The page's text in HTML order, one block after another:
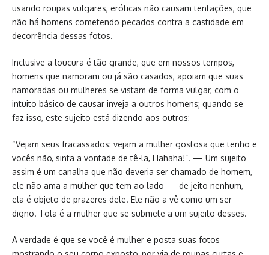
usando roupas vulgares, eróticas não causam tentações, que
não há homens cometendo pecados contra a castidade em
decorrência dessas fotos.
Inclusive a loucura é tão grande, que em nossos tempos,
homens que namoram ou já são casados, apoiam que suas
namoradas ou mulheres se vistam de forma vulgar, com o
intuito básico de causar inveja a outros homens; quando se
faz isso, este sujeito está dizendo aos outros:
“Vejam seus fracassados: vejam a mulher gostosa que tenho e
vocês não, sinta a vontade de tê-la, Hahaha!”. — Um sujeito
assim é um canalha que não deveria ser chamado de homem,
ele não ama a mulher que tem ao lado — de jeito nenhum,
ela é objeto de prazeres dele. Ele não a vê como um ser
digno. Tola é a mulher que se submete a um sujeito desses.
A verdade é que se você é mulher e posta suas fotos